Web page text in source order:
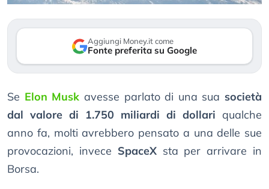
Aggiungi Money.it come
Fonte preferita su Google
Se Elon Musk avesse parlato di una sua società
dal valore di 1.750 miliardi di dollari qualche
anno fa, molti avrebbero pensato a una delle sue
provocazioni, invece SpaceXsta per arrivare in
Borsa.